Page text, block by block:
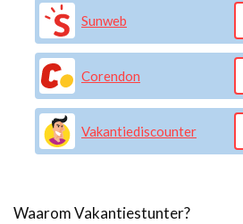
Sunweb
Corendon
Vakantiediscounter
Waarom Vakantiestunter?